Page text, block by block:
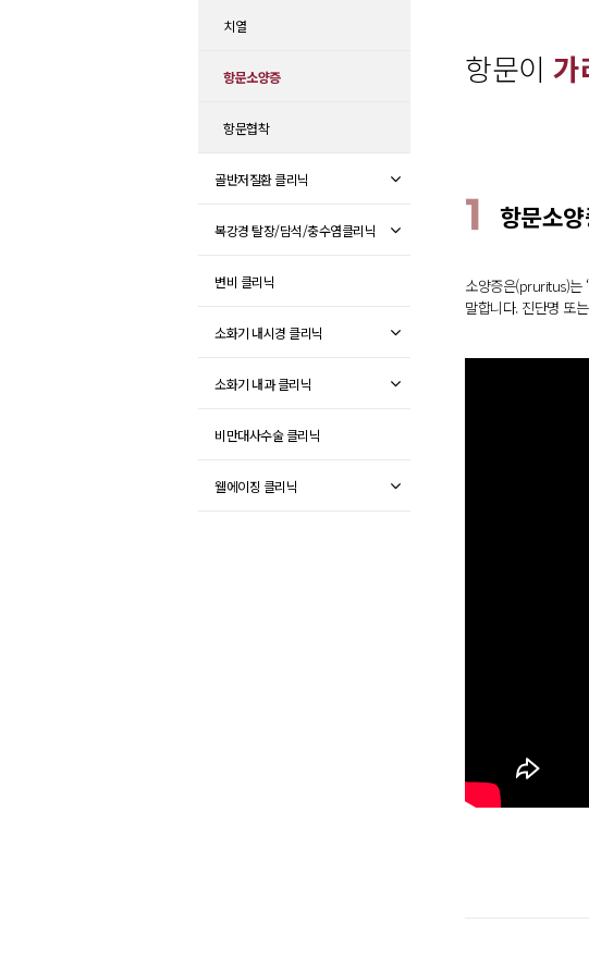
치열
항문소양증
항문협착
골반저질환 클리닉
복강경 탈장/담석/충수염클리닉
변비 클리닉
소화기 내시경 클리닉
소화기 내과 클리닉
비만대사수술 클리닉
웰에이징 클리닉
항문이 가
1 항문소
소양증은(pruritus)는
말합니다. 진단명 또